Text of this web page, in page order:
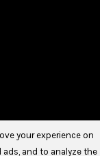
your experience on
and to analyze the